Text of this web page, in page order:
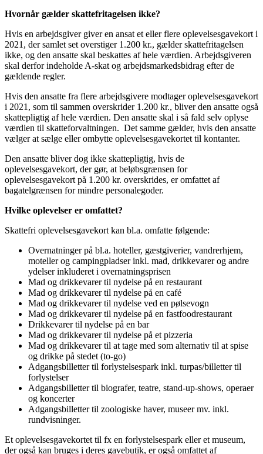
Hvornår gælder skattefritagelsen ikke?
Hvis en arbejdsgiver giver en ansat et eller flere oplevelsesgavekort i
2021, der samlet set overstiger 1.200 kr., gælder skattefritagelsen
ikke, og den ansatte skal beskattes af hele værdien. Arbejdsgiveren
skal derfor indeholde A-skat og arbejdsmarkedsbidrag efter de
gældende regler.
Hvis den ansatte fra flere arbejdsgivere modtager oplevelsesgavekort
i 2021, som til sammen overskrider 1.200 kr., bliver den ansatte også
skattepligtig af hele værdien. Den ansatte skal i så fald selv oplyse
værdien til skatteforvaltningen. Det samme gælder, hvis den ansatte
vælger at sælge eller ombytte oplevelsesgavekortet til kontanter.
Den ansatte bliver dog ikke skattepligtig, hvis de
oplevelsesgavekort, der gør, at beløbsgrænsen for
oplevelsesgavekort på 1.200 kr. overskrides, er omfattet af
bagatelgrænsen for mindre personalegoder.
Hvilke oplevelser er omfattet?
Skattefri oplevelsesgavekort kan bl.a. omfatte følgende:
Overnatninger på bl.a. hoteller, gæstgiverier, vandrerhjem,
moteller og campingpladser inkl. mad, drikkevarer og andre
ydelser inkluderet i overnatningsprisen
Mad og drikkevarer til nydelse på en restaurant
Mad og drikkevarer til nydelse på en café
Mad og drikkevarer til nydelse ved en pølsevogn
Mad og drikkevarer til nydelse på en fastfoodrestaurant
Drikkevarer til nydelse på en bar
Mad og drikkevarer til nydelse på et pizzeria
Mad og drikkevarer til at tage med som alternativ til at spise
og drikke på stedet (to-go)
Adgangsbilletter til forlystelsespark inkl. turpas/billetter til
forlystelser
Adgangsbilletter til biografer, teatre, stand-up-shows, operaer
og koncerter
Adgangsbilletter til zoologiske haver, museer mv. inkl.
rundvisninger.
Et oplevelsesgavekortet til fx en forlystelsespark eller et museum,
der også kan bruges i deres gavebutik, er også omfattet af